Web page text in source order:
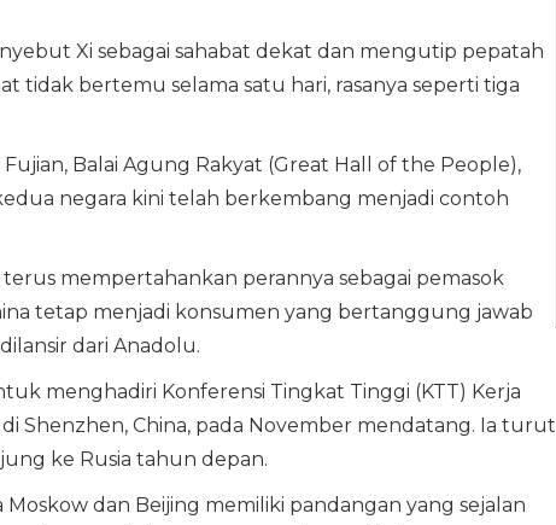
Xi sebagai sahabat dekat dan mengutip pepatah
tidak bertemu selama satu hari, rasanya seperti tiga
Balai Agung Rakyat (Great Hall of the People),
negara kini telah berkembang menjadi contoh
terus mempertahankan perannya sebagai pemasok
tetap menjadi konsumen yang bertanggung jawab
dari Anadolu.
menghadiri Konferensi Tingkat Tinggi (KTT) Kerja
di Shenzhen, China, pada November mendatang. Ia turut
ke Rusia tahun depan.
dan Beijing memiliki pandangan yang sejalan